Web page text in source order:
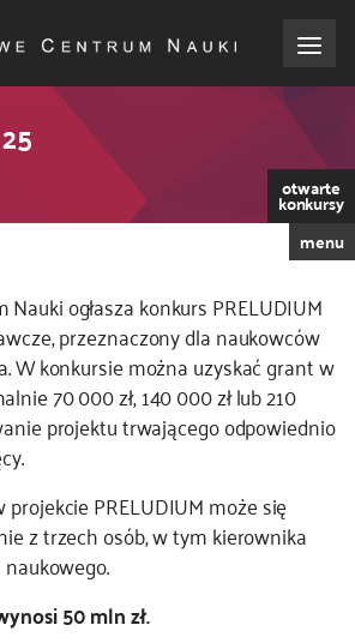
otwarte
konkursy
menu
ogłasza konkurs PRELUDIUM
przeznaczony dla naukowców
W konkursie można uzyskać grant w
70 000 zł, 140 000 zł lub 210
projektu trwającego odpowiednio
projekcie PRELUDIUM może się
z trzech osób, w tym kierownika
50 mln zł.